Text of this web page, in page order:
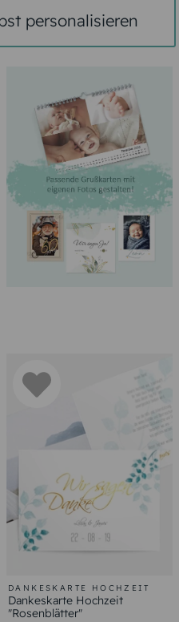
personalisieren
DANKESKARTE HOCHZEIT
Dankeskarte Hochzeit
"Rosenblätter"